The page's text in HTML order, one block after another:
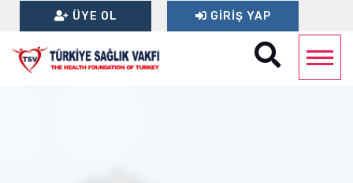
ÜYE OL GIRIŞ YAP